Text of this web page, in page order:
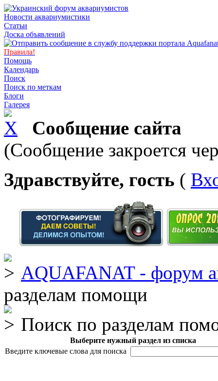
Новости аквариумистики
Статьи
Доска объявлений
Правила!
Помощь
Календарь
Поиск
Поиск по меткам
Блоги
Галерея
Сообщение сайта
(Сообщение закроется
Здравствуйте, гость (
AQUAFANAT - форум
разделам помощи
Поиск по разделам
Выберите нужный раздел из списка
Введите ключевые слова для поиска